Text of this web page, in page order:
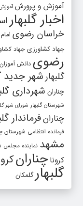
آموزش و پرورش
اخبار گلبهار
خراسان رضوی
جهاد کشاورزی جهاد
رضوی دانش آموزان
گلبهارشهر جدید
چناران شهرداری
شهرستان گلبهار شورای شهر
چنارانفرماندار
فرمانده انتظامی شهرستان
مشهد نماینده مجلس
کرونا چناران
گلبهارگلمکان